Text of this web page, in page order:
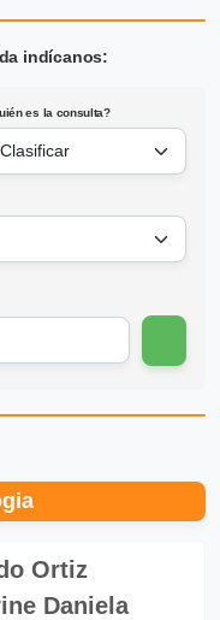
indícanos:
es la consulta?
Ortiz
Daniela